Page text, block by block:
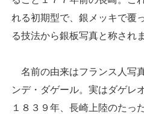
れる初期型で、銀メッキで覆
る技法から銀板写真と称され
名前の由来はフランス人写
ンデ・ダゲール。実はダゲレ
１８３９年、長崎上陸のたっ